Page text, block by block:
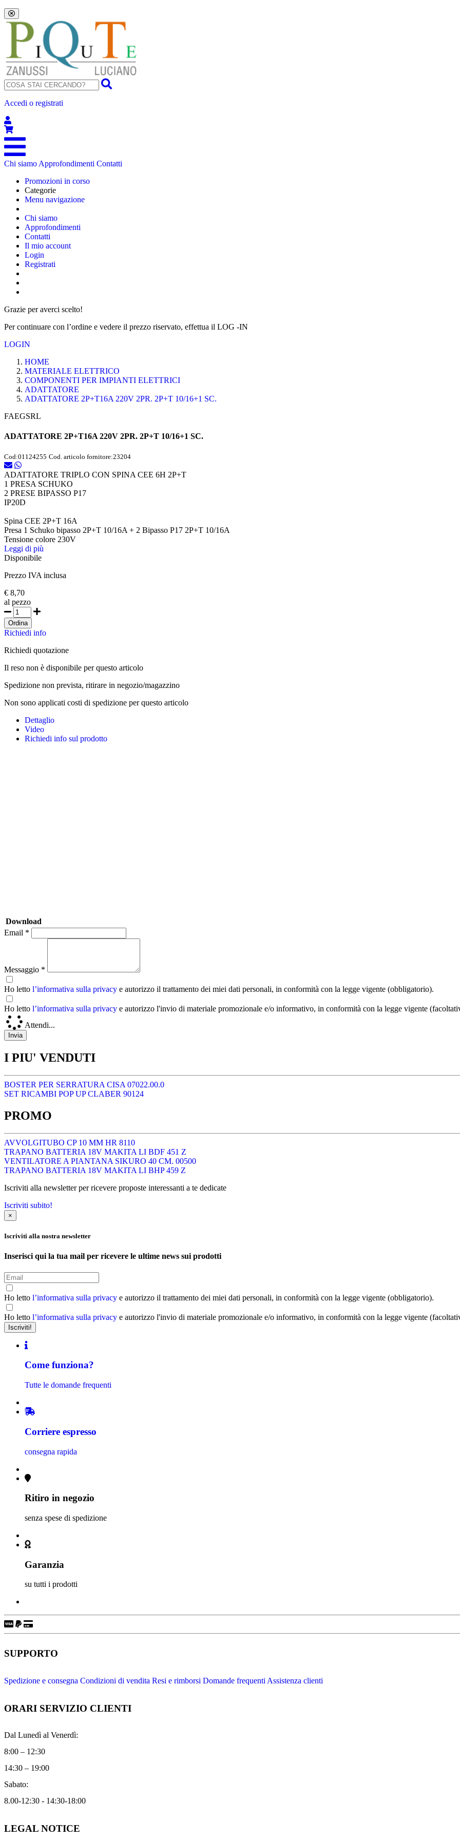
Accedi o registrati
Chi siamo Approfondimenti Contatti
Promozioni in corso
Categorie
Menu navigazione
Chi siamo
Approfondimenti
Contatti
Il mio account
Login
Registrati
Grazie per averci scelto!
Per continuare con l’ordine e vedere il prezzo riservato, effettua il LOG -IN
LOGIN
HOME
MATERIALE ELETTRICO
COMPONENTI PER IMPIANTI ELETTRICI
ADATTATORE
ADATTATORE 2P+T16A 220V 2PR. 2P+T 10/16+1 SC.
FAEGSRL
ADATTATORE 2P+T16A 220V 2PR. 2P+T 10/16+1 SC.
Cod:01124255 Cod. articolo fornitore:23204
ADATTATORE TRIPLO CON SPINA CEE 6H 2P+T
1 PRESA SCHUKO
2 PRESE BIPASSO P17
IP20D
Spina CEE 2P+T 16A
Presa 1 Schuko bipasso 2P+T 10/16A + 2 Bipasso P17 2P+T 10/16A
Tensione colore 230V
Leggi di più
Disponibile
Prezzo IVA inclusa
€ 8,70
al pezzo
Ordina
Richiedi info
Richiedi quotazione
Il reso non è disponibile per questo articolo
Spedizione non prevista, ritirare in negozio/magazzino
Non sono applicati costi di spedizione per questo articolo
Dettaglio
Video
Richiedi info sul prodotto
Download
Email *
Messaggio *
Ho letto l’informativa sulla privacy e autorizzo il trattamento dei miei dati personali, in conformità con la legge vigente (obbligatorio).
Ho letto l’informativa sulla privacy e autorizzo l'invio di materiale promozionale e/o informativo, in conformità con la legge vigente
Attendi...
I PIU' VENDUTI
BOSTER PER SERRATURA CISA 07022.00.0
SET RICAMBI POP UP CLABER 90124
PROMO
AVVOLGITUBO CP 10 MM HR 8110
TRAPANO BATTERIA 18V MAKITA LI BDF 451 Z
VENTILATORE A PIANTANA SIKURO 40 CM. 00500
TRAPANO BATTERIA 18V MAKITA LI BHP 459 Z
Iscriviti alla newsletter per ricevere proposte interessanti a te dedicate
Iscriviti subito!
×
Iscriviti alla nostra newsletter
Inserisci qui la tua mail per ricevere le ultime news sui prodotti
Ho letto l’informativa sulla privacy e autorizzo il trattamento dei miei dati personali, in conformità con la legge vigente (obbligatorio).
Ho letto l’informativa sulla privacy e autorizzo l'invio di materiale promozionale e/o informativo, in conformità con la legge vigente
Come funziona?
Tutte le domande frequenti
Corriere espresso
consegna rapida
Ritiro in negozio
senza spese di spedizione
Garanzia
su tutti i prodotti
SUPPORTO
Spedizione e consegna Condizioni di vendita Resi e rimborsi Domande frequenti Assistenza clienti
ORARI SERVIZIO CLIENTI
Dal Lunedì al Venerdì:
8:00 – 12:30
14:30 – 19:00
Sabato:
8.00-12:30 - 14:30-18:00
LEGAL NOTICE